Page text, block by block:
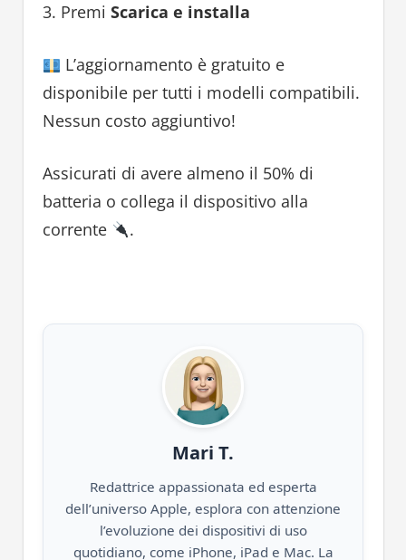
Premi Scarica e installa
L’aggiornamento è gratuito e
disponibile per tutti i modelli compatibili.
Nessun costo aggiuntivo!
Assicurati di avere almeno il 50% di
batteria o collega il dispositivo alla
corrente
.
Mari T.
Redattrice appassionata ed esperta
dell’universo Apple, esplora con attenzione
l’evoluzione dei dispositivi di uso
quotidiano, come iPhone, iPad e Mac. La